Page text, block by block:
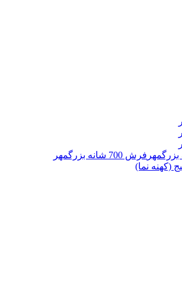
فرش 700 شانه بزرگمهر
(کهنه نما)